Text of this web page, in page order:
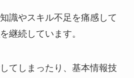
識やスキル不足を痛感して
継続しています。
てしまったり、基本情報技